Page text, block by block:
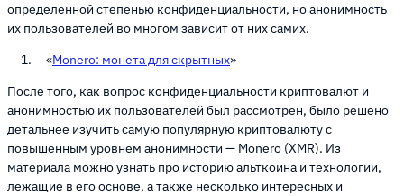
определенной степенью конфиденциальности, но анонимность
их пользователей во многом зависит от них самих.
«Monero: монета для скрытных»
После того, как вопрос конфиденциальности криптовалют и
анонимностью их пользователей был рассмотрен, было решено
детальнее изучить самую популярную криптовалюту с
повышенным уровнем анонимности — Monero (XMR). Из
материала можно узнать про историю альткоина и технологии,
лежащие в его основе, а также несколько интересных и